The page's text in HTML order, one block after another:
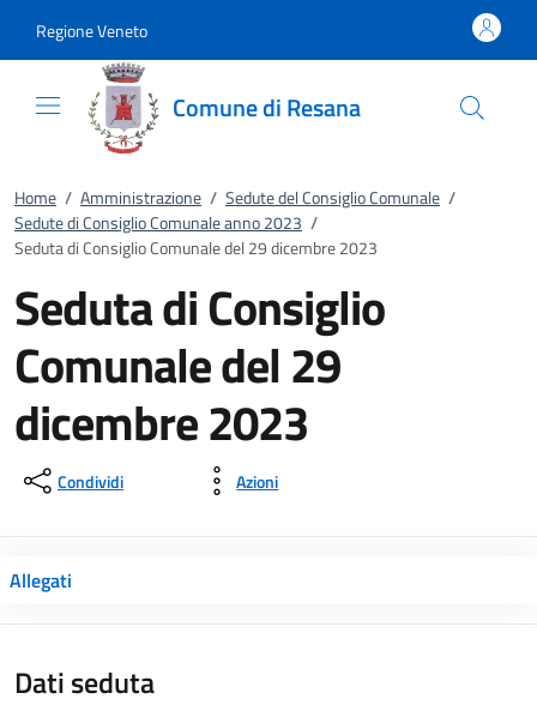
Regione Veneto
Comune di Resana
Home / Amministrazione / Sedute del Consiglio Comunale /
Sedute di Consiglio Comunale anno 2023 /
Seduta di Consiglio Comunale del 29 dicembre 2023
Seduta di Consiglio
Comunale del 29
dicembre 2023
Condividi Azioni
Allegati
Dati seduta